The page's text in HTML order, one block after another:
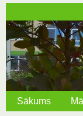
Sākums